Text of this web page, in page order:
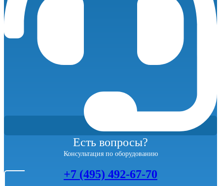
Есть вопросы?
Консультация по оборудованию
+7 (495) 492-67-70